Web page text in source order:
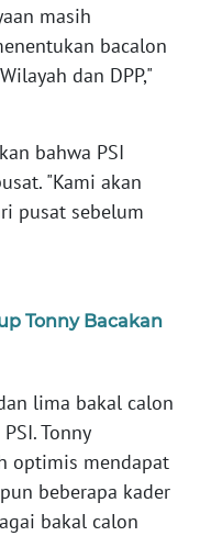
masih
bacalon
dan DPP,"
bahwa PSI
"Kami akan
pusat sebelum
Tonny Bacakan
lima bakal calon
Tonny
optimis mendapat
beberapa kader
bakal calon